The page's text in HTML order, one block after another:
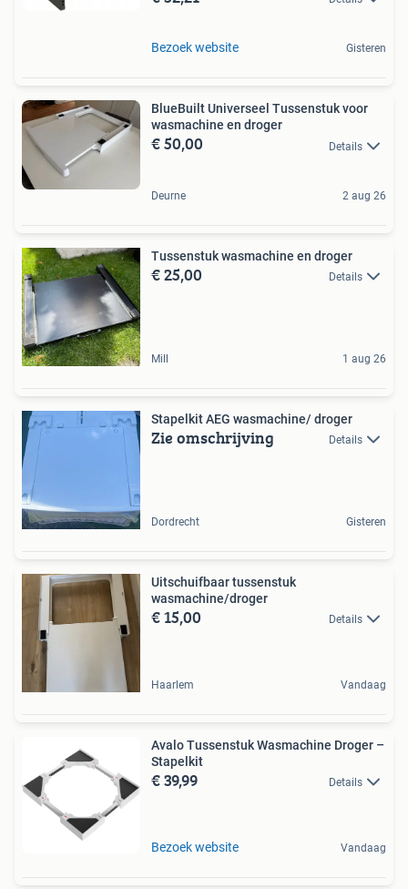
Bezoek website Gisteren
BlueBuilt Universeel Tussenstuk voor
wasmachine en droger
€ 50,00 Details
Deurne 2 aug 26
Tussenstuk wasmachine en droger
€ 25,00 Details
Mill 1 aug 26
Stapelkit AEG wasmachine/ droger
Zie omschrijving Details
Dordrecht Gisteren
Uitschuifbaar tussenstuk
wasmachine/droger
€ 15,00 Details
Haarlem Vandaag
Avalo Tussenstuk Wasmachine Droger –
Stapelkit
€ 39,99 Details
Bezoek website Vandaag